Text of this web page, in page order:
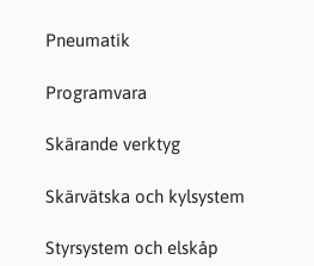
Pneumatik
Programvara
Skärande verktyg
Skärvätska och kylsystem
Styrsystem och elskåp